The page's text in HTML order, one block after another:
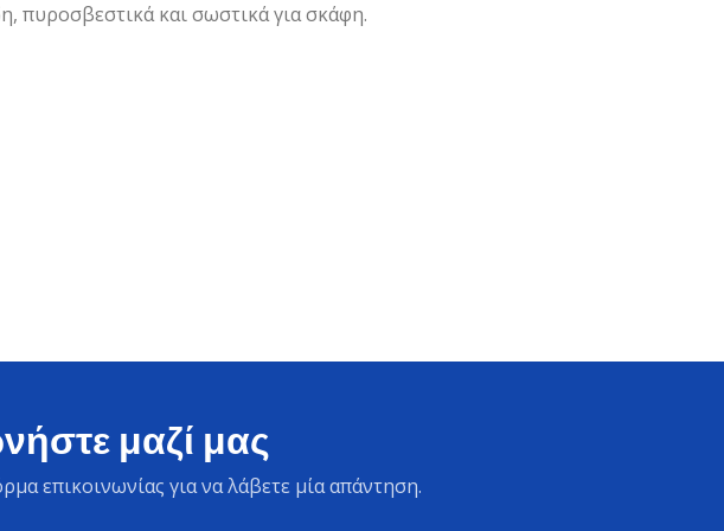
πυροσβεστικά και σωστικά για σκάφη.
μαζί μας
επικοινωνίας για να λάβετε μία απάντηση.